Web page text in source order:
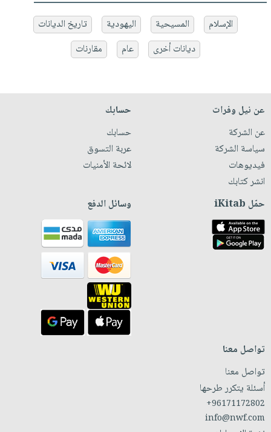
الإسلام المسيحية اليهودية
تاريخ الديانات
ديانات أخرى
عام مقارنات
عن نيل وفرات
عن الشركة
سياسة الشركة
فيديوهات
انشر كتابك
حسابك
حسابك
عربة التسوق
لائحة الأمنيات
حمّل iKitab وسائل الدفع
تواصل معنا
تواصل معنا
أسئلة يتكرر طرحها
+96171172802
info@nwf.com